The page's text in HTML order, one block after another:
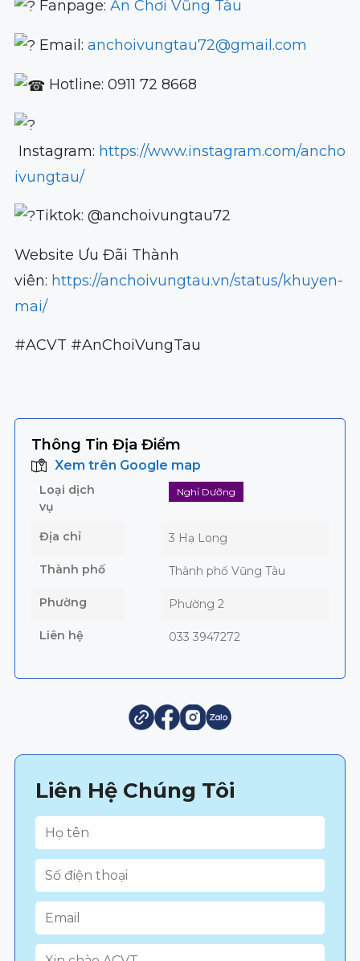
Fanpage: Ăn Chơi Vũng Tàu
Email: anchoivungtau72@gmail.com
Hotline: 0911 72 8668
Instagram: https://www.instagram.com/ancho
ivungtau/
Tiktok: @anchoivungtau72
Website Ưu Đãi Thành
viên: https://anchoivungtau.vn/status/khuyen-
mai/
#ACVT #AnChoiVungTau
Thông Tin Địa Điểm
Xem trên Google map
Loại dịch
vụ
Nghỉ Dưỡng
Địa chỉ 3 Hạ Long
Thành phố Thành phố Vũng Tàu
Phường Phường 2
Liên hệ 033 3947272
Liên Hệ Chúng Tôi